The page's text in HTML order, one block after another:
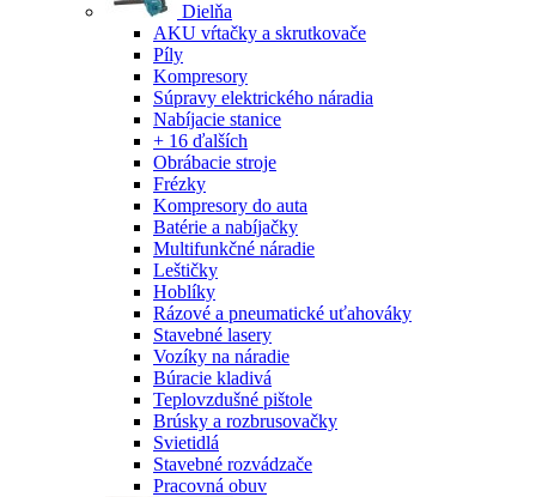
Dielňa
AKU vŕtačky a skrutkovače
Píly
Kompresory
Súpravy elektrického náradia
Nabíjacie stanice
+ 16 ďalších
Obrábacie stroje
Frézky
Kompresory do auta
Batérie a nabíjačky
Multifunkčné náradie
Leštičky
Hoblíky
Rázové a pneumatické uťahováky
Stavebné lasery
Vozíky na náradie
Búracie kladivá
Teplovzdušné pištole
Brúsky a rozbrusovačky
Svietidlá
Stavebné rozvádzače
Pracovná obuv